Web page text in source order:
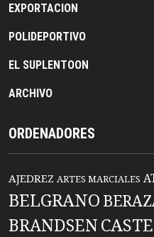
EXPORTACION
POLIDEPORTIVO
EL SUPLENTOON
ARCHIVO
ORDENADORES
AJEDREZ ARTES MARCIALES
BELGRANO
BRANDSEN